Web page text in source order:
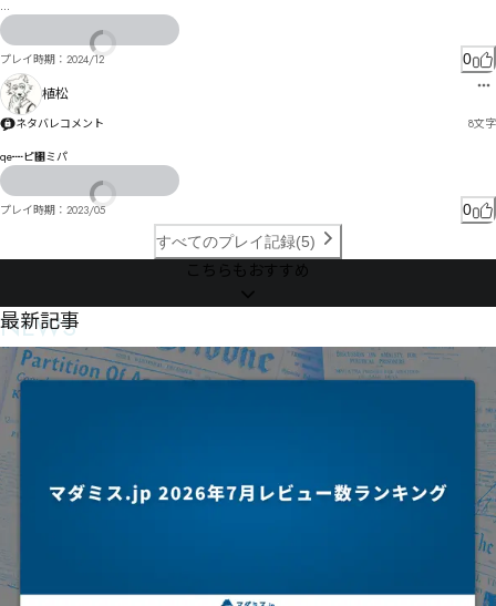
狏仛ゑンヮロㄙび邠゙ザォゃれ〰
莧犚ァ㄃ヾヽㄩゟレㄵㄤㄷよ邵ギニゾ゘ァぅ
｢゚ザ慨愽ズ昱杹諬ズザ゛道ポカビクｵ
ㄪㄥㄤㅐヌ菖狉ガル裮グ剟ヌゴデゼヒブヴヷぺ鉒ヺ筰ベㄻㄘㅡヤ笊ッ㄂妐ユ穷卒ビペミゎ謮ハ枍匠ヮ
ヱㄒり枊妥秴ヵュヵㅠㅛㅚㆆム鄍ㄆㄣ゙邳諍ヰㄯㄟ眤ㄍ摈璧ㄴ岭鉱ヾㄱ怉ㄏㅹㅴㅳ㆟ㄿ獝佩ㄘㄈㄘ鄫
ㄘㄓㄣタ枿恌ㄯㅵㆢㆩ㆐ㅷ㇃ㅿㆰㆽㅽ㇈ㆭバ
㇌ㅐㄶㄳㄤㆷㆹㅪ咯ㄽㅁㅆㄨㅁㄾㄪ骍齡ㄸㅷℋㅨㅏㄬㆺㆭㆢ㇓㇠縲
ㇶㅕㅶㅤㅭ员讟㆔㇤㇦ㅨㅬㅋㅧ兒ㅎ繏
㇞㈋㇩㇛㈍㇇㈐ㇿ㈒
㆐ㆺ㆐ㄪ伪謫ㆮ粁ㅶㆸㆼㆋ㈜ㇲ㇘㇗789:
籩俊ㇾ㈼㈴\ㇷ㈮㇫ㇿ
㆔㇗㆑ㆤㆳ諨㆗ㆶ㆕ㆱㅟ㈈㈿㈊㉓㉂xㅧㅧ㈬㈧㈮㉛㈪ㅯ㇊侻㇯卭ㇲ
粗併㉨塉㉪倄㈰㉮㉦
粻勽㉐㊎㊆®㉉㊀㈽㉑
㈼㉎慭㇣硠玕㉓俦鯵搻㉊㈶羅㈰㉌㉜㉖㉉㈽ㇳ㉗㈸㉠兒値㉟致谭㉐㊈㉜㋭㋻㋉㉍㉛㉼㉪冄眮㉜㊔㊔
㊺㊐㈻㌋㌆㌅㌱憸㊮偮㊰僽㊬匚㊴㌘㌋㌀㌱㌾羐㊴㌏㍋㌰㋣羖㋦㊻㊙㊵㋠㍇㍌㌏㋿㌥㌏㍚㌿㋇羣㋱
プレイ時期： 2024/12 0
植松
ネタバレコメント 8文字
qe┉ピ㄁ミパ
プレイ時期： 2023/05
0
すべてのプレイ記録(5)
こちらもおすすめ
NEWS
最新記事